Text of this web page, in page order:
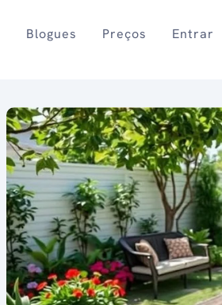
Blogues Preços Entrar